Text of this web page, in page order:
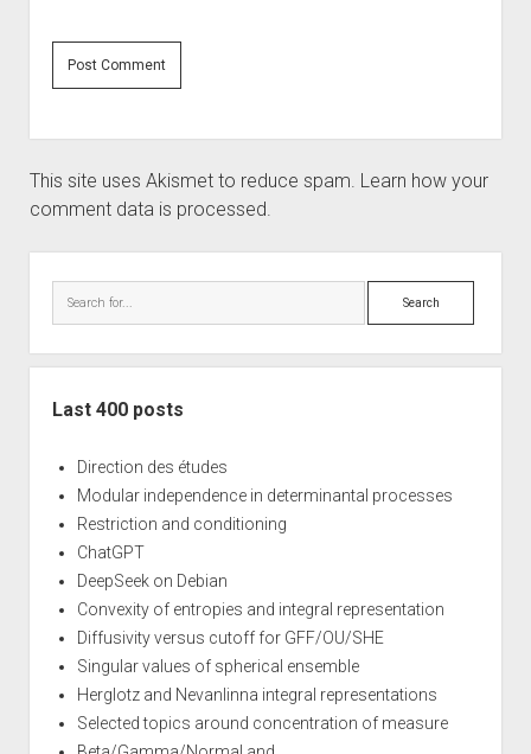
This site uses Akismet to reduce spam. Learn how your
comment data is processed.
Search
Last 400 posts
Direction des études
Modular independence in determinantal processes
Restriction and conditioning
ChatGPT
DeepSeek on Debian
Convexity of entropies and integral representation
Diffusivity versus cutoff for GFF/OU/SHE
Singular values of spherical ensemble
Herglotz and Nevanlinna integral representations
Selected topics around concentration of measure